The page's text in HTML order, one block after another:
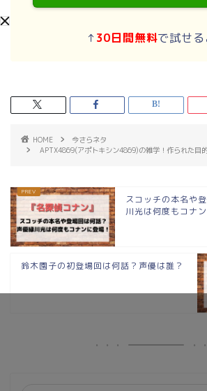
↑ 30日間無料で試せ
HOME
今さらネタ
APTX4869(アポトキシン4869)の雑学！作られた目
スコッチの本名や
川光は何度もコナン
鈴木園子の初登場回は何話？声優は誰？